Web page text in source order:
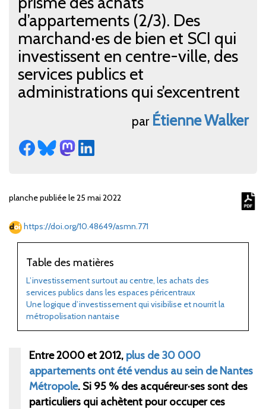
d’appartements (2/3). Des
marchand·es de bien et SCI qui
investissent en centre-ville, des
services publics et
administrations qui s’excentrent
par ÉtienneWalker
planche publiée le 25 mai 2022
https://doi.org/10.48649/asmn.771
Table des matières
L’investissement surtout au centre, les achats des
services publics dans les espaces péricentraux
Une logique d’investissement qui visibilise et nourrit la
métropolisation nantaise
Entre 2000 et 2012, plus de 30 000
appartements ont été vendus au sein de Nantes
Métropole. Si 95 % des acquéreur·ses sont des
particuliers qui achètent pour occuper ces